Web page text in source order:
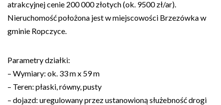
atrakcyjnej cenie 200 000 złotych (ok. 9500 zł/ar).
Nieruchomość położona jest w miejscowości Brzezówka w
gminie Ropczyce.
Parametry działki:
– Wymiary: ok. 33 m x 59 m
– Teren: płaski, równy, pusty
– dojazd: uregulowany przez ustanowioną służebność drogi